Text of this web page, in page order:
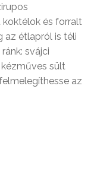
koktélok és forralt
az étlapról is téli
svájci
sült
az